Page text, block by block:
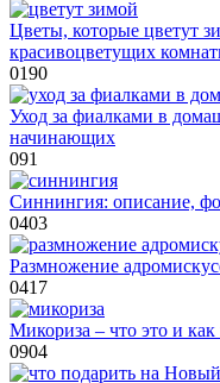
Цветы, которые цветут
красивоцветущих
0190
Уход за фиалками в
начинающих
091
Синнингия: описание,
0403
Размножение
0417
Микориза – что это и как
0904